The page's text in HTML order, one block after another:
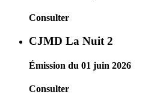
Consulter
CJMD La Nuit 2
Émission du 01 juin 2026
Consulter